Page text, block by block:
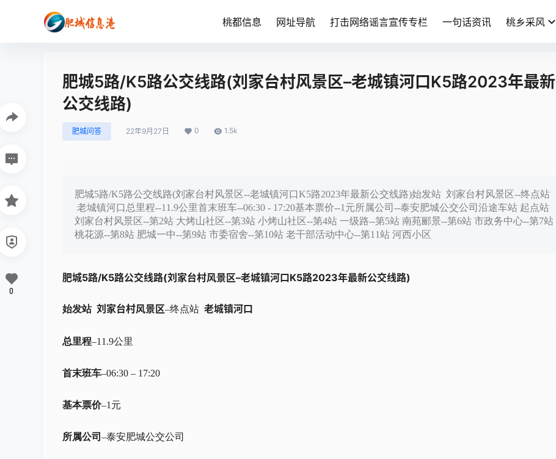
桃都信息 网址导航 打击网络谣言宣传专栏 一句话资讯 桃乡采风
肥城5路/K5路公交线路(刘家台村风景区–老城镇河口K5路2023年最新
公交线路)
肥城问答 22年9月27日 0 1.5k
肥城5路/K5路公交线路(刘家台村风景区--老城镇河口K5路2023年最新公交线路)始发站 刘家台村风景区--终点站
老城镇河口总里程--11.9公里首末班车--06:30 - 17:20基本票价--1元所属公司--泰安肥城公交公司沿途车站 起点站
刘家台村风景区--第2站 大烤山社区--第3站 小烤山社区--第4站 一级路--第5站 南苑郦景--第6站 市政务中心--第7站
桃花源--第8站 肥城一中--第9站 市委宿舍--第10站 老干部活动中心--第11站 河西小区
肥城5路/K5路公交线路(刘家台村风景区–老城镇河口K5路2023年最新公交线路)
始发站 刘家台村风景区–终点站 老城镇河口
总里程–11.9公里
首末班车–06:30 – 17:20
基本票价–1元
所属公司 –泰安肥城公交公司
0